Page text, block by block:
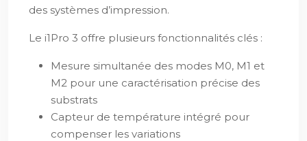
des systèmes d’impression.
Le i1Pro 3 offre plusieurs fonctionnalités clés :
Mesure simultanée des modes M0, M1 et
M2 pour une caractérisation précise des
substrats
Capteur de température intégré pour
compenser les variations